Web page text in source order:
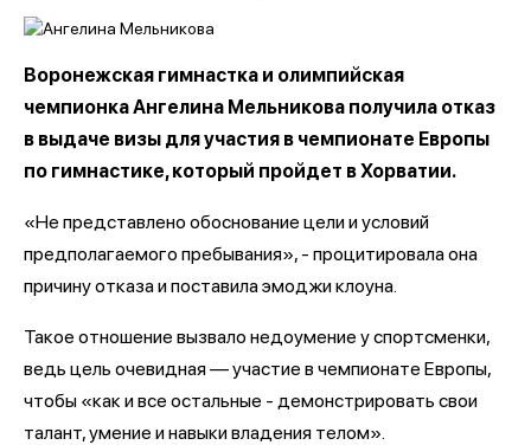
Воронежская гимнастка и олимпийская
чемпионка Ангелина Мельникова получила отказ
в выдаче визы для участия в чемпионате Европы
по гимнастике, который пройдет в Хорватии.
«Не представлено обоснование цели и условий
предполагаемого пребывания», - процитировала она
причину отказа и поставила эмоджи клоуна.
Такое отношение вызвало недоумение у спортсменки,
ведь цель очевидная — участие в чемпионате Европы,
чтобы «как и все остальные - демонстрировать свои
талант, умение и навыки владения телом».